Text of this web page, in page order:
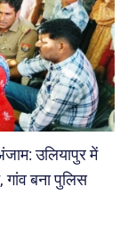
उलियापुर में
बना पुलिस